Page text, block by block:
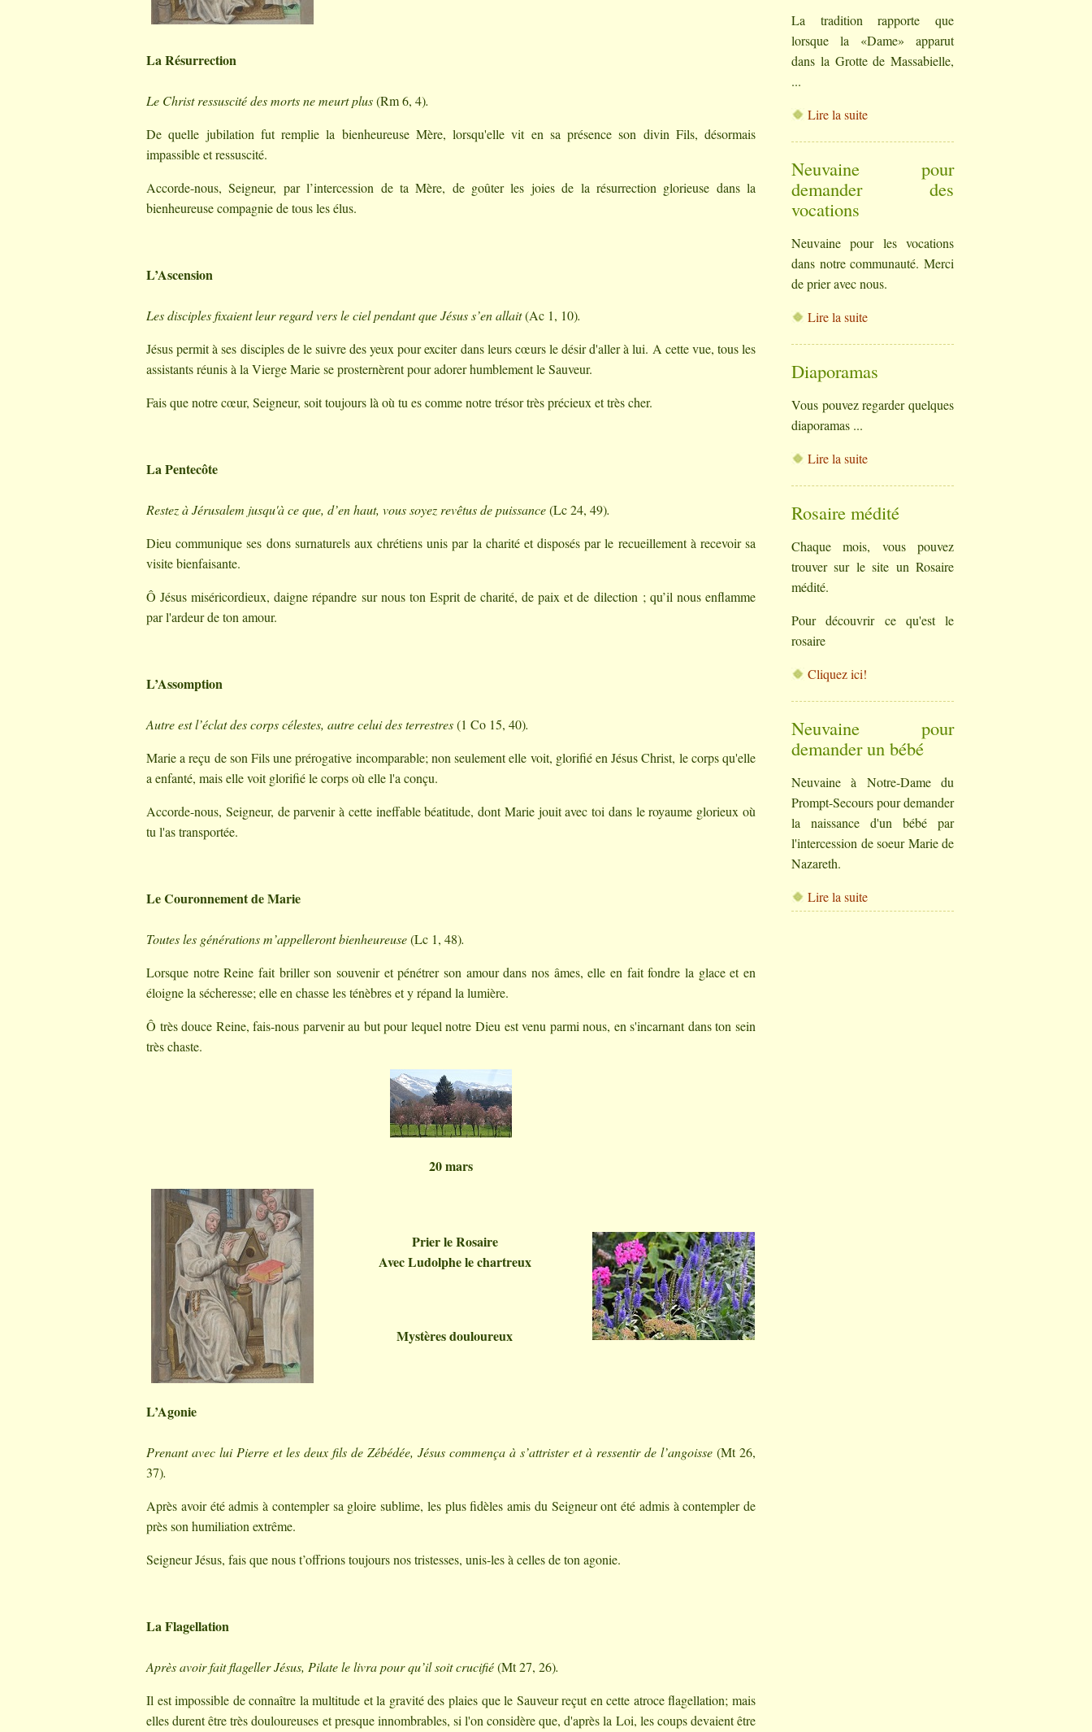
La Résurrection
Le Christ ressuscité des morts ne meurt plus(Rm 6, 4).
De quelle jubilation fut remplie la bienheureuse Mère, lorsqu'elle vit en sa présence son divin Fils, désormais
impassible et ressuscité.
Accorde-nous, Seigneur, par l’intercession de ta Mère, de goûter les joies de la résurrection glorieuse dans la
bienheureuse compagnie de tous les élus.
L’Ascension
Les disciples fixaient leur regard vers le ciel pendant que Jésus s’en allait(Ac 1, 10).
Jésus permit à ses disciples de le suivre des yeux pour exciter dans leurs cœurs le désir d'aller à lui. A cette vue, tous les
assistants réunis à la Vierge Marie se prosternèrent pour adorer humblement le Sauveur.
Fais que notre cœur, Seigneur, soit toujours là où tu es comme notre trésor très précieux et très cher.
La Pentecôte
Restez à Jérusalem jusqu'à ce que, d’en haut, vous soyez revêtus de puissance(Lc 24, 49).
Dieu communique ses dons surnaturels aux chrétiens unis par la charité et disposés par le recueillement à recevoir sa
visite bienfaisante.
Ô Jésus miséricordieux, daigne répandre sur nous ton Esprit de charité, de paix et de dilection ; qu’il nous enflamme
par l'ardeur de ton amour.
L’Assomption
Autre est l’éclat des corps célestes, autre celui des terrestres(1 Co 15, 40).
Marie a reçu de son Fils une prérogative incomparable; non seulement elle voit, glorifié en Jésus Christ, le corps qu'elle
a enfanté, mais elle voit glorifié le corps où elle l'a conçu.
Accorde-nous, Seigneur, de parvenir à cette ineffable béatitude, dont Marie jouit avec toi dans le royaume glorieux où
tu l'as transportée.
Le Couronnement de Marie
Toutes les générations m’appelleront bienheureuse(Lc 1, 48).
Lorsque notre Reine fait briller son souvenir et pénétrer son amour dans nos âmes, elle en fait fondre la glace et en
éloigne la sécheresse; elle en chasse les ténèbres et y répand la lumière.
Ô très douce Reine, fais-nous parvenir au but pour lequel notre Dieu est venu parmi nous, en s'incarnant dans ton sein
très chaste.
20 mars
Prier le Rosaire
Avec Ludolphe le chartreux
Mystères douloureux
L’Agonie
Prenant avec lui Pierre et les deux fils de Zébédée, Jésus commença à s’attrister et à ressentir de l’angoisse (Mt 26,
37).
Après avoir été admis à contempler sa gloire sublime, les plus fidèles amis du Seigneur ont été admis à contempler de
près son humiliation extrême.
Seigneur Jésus, fais que nous t’offrions toujours nos tristesses, unis-les à celles de ton agonie.
La Flagellation
Après avoir fait flageller Jésus, Pilate le livra pour qu’il soit crucifié(Mt 27, 26).
Il est impossible de connaître la multitude et la gravité des plaies que le Sauveur reçut en cette atroce flagellation; mais
elles durent être très douloureuses et presque innombrables, si l'on considère que, d'après la Loi, les coups devaient être
La tradition rapporte que
lorsque la «Dame» apparut
dans la Grotte de Massabielle,
...
Lire la suite
Neuvaine pour
demander des
vocations
Neuvaine pour les vocations
dans notre communauté. Merci
de prier avec nous.
Lire la suite
Diaporamas
Vous pouvez regarder quelques
diaporamas ...
Lire la suite
Rosaire médité
Chaque mois, vous pouvez
trouver sur le site un Rosaire
médité.
Pour découvrir ce qu'est le
rosaire
Cliquez ici!
Neuvaine pour
demander un bébé
Neuvaine à Notre-Dame du
Prompt-Secours pour demander
la naissance d'un bébé par
l'intercession de soeur Marie de
Nazareth.
Lire la suite